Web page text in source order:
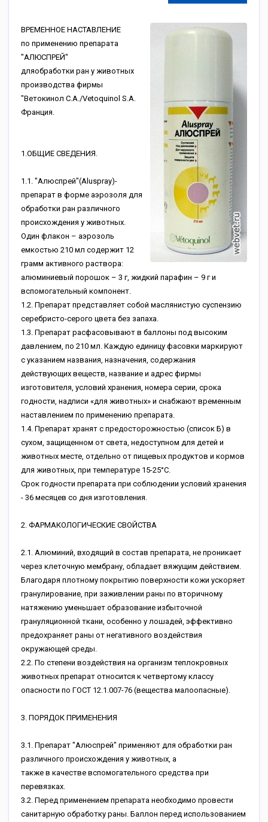
ВРЕМЕННОЕ НАСТАВЛЕНИЕ
по применению препарата
"АЛЮСПРЕЙ"
дляобработки ран у животных
производства фирмы
"Ветокинол С.А./Vetoquinol S.A.
Франция.
1.ОБЩИЕ СВЕДЕНИЯ.
1.1. "Алюспрей"(Aluspray)-
препарат в форме аэрозоля для
обработки ран различного
происхождения у животных.
Один флакон – аэрозоль
емкостью 210 мл содержит 12
грамм активного раствора:
алюминиевый порошок – 3 г, жидкий парафин – 9 г и
вспомогательный компонент.
1.2. Препарат представляет собой маслянистую суспензию
серебристо-серого цвета без запаха.
1.3. Препарат расфасовывают в баллоны под высоким
давлением, по 210 мл. Каждую единицу фасовки маркируют
с указанием названия, назначения, содержания
действующих веществ, название и адрес фирмы
изготовителя, условий хранения, номера серии, срока
годности, надписи «для животных» и снабжают временным
наставлением по применению препарата.
1.4. Препарат хранят с предосторожностью (список Б) в
сухом, защищенном от света, недоступном для детей и
животных месте, отдельно от пищевых продуктов и кормов
для животных, при температуре 15-25°С.
Срок годности препарата при соблюдении условий хранения
- 36 месяцев со дня изготовления.
2. ФАРМАКОЛОГИЧЕСКИЕ СВОЙСТВА
2.1. Алюминий, входящий в состав препарата, не проникает
через клеточную мембрану, обладает вяжущим действием.
Благодаря плотному покрытию поверхности кожи ускоряет
гранулирование, при заживлении раны по вторичному
натяжению уменьшает образование избыточной
грануляционной ткани, особенно у лошадей, эффективно
предохраняет раны от негативного воздействия
окружающей среды.
2.2. По степени воздействия на организм теплокровных
животных препарат относится к четвертому классу
опасности по ГОСТ 12.1.007-76 (вещества малоопасные).
3. ПОРЯДОК ПРИМЕНЕНИЯ
3.1. Препарат "Алюспрей" применяют для обработки ран
различного происхождения у животных, а
также в качестве вспомогательного средства при
перевязках.
3.2. Перед применением препарата необходимо провести
санитарную обработку раны. Баллон перед использованием